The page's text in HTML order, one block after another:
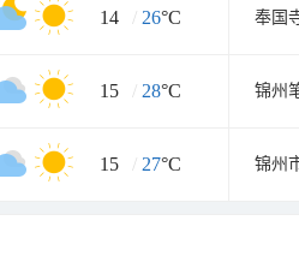
14 / 26°C 奉国
15 / 28°C 锦州
15 / 27°C 锦州